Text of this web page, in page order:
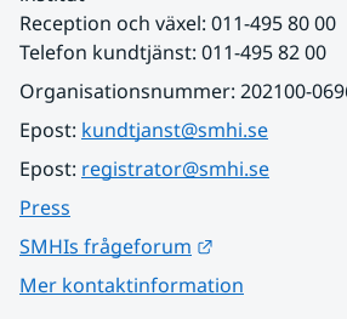
Reception och växel: 011-495 80 00
Telefon kundtjänst: 011-495 82 00
Organisationsnummer: 202100-
Epost: kundtjanst@smhi.se
Epost: registrator@smhi.se
Press
SMHIs frågeforum
Mer kontaktinformation